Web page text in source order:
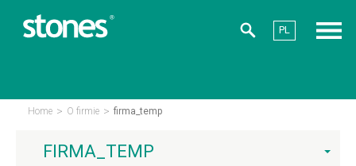
PL
Home > O firmie > firma_temp
FIRMA_TEMP